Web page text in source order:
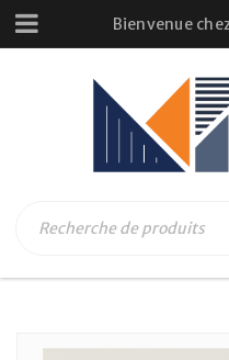
Bienvenue